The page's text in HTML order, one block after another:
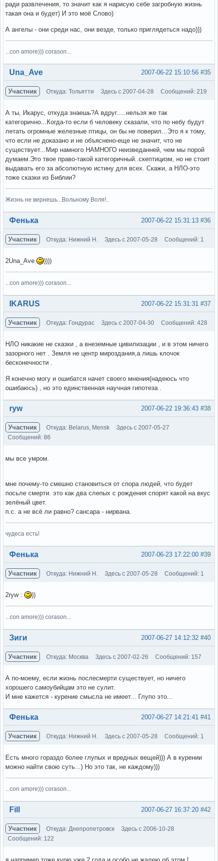
ради развлечения, то значит как я нарисую себе загробную жизнь
такая она и будет) И это моё Слово)
А ангелы - они среди нас, они везде, только приглядеться надо)))
...con amore))) corason...
Вне форума #35
2007-06-22 15:10:56
Una_Ave
Участник Откуда: Тольятти Здесь с 2007-04-28 Сообщений: 219
А ты, Икарус, откуда знаешь?А вдруг.....нельзя же так
категорично...Когда-то если б человеку сказали, что по небу будут
летать огромные железные птицы, он бы не поверил...Это я к тому,
что если не доказано и не объяснено-еще не значит, что не
существует...Мир намного НАМНОГО неизведанней, чем мы порой
думаем.Это твое право-такой категоричный..скептицизм, но не стоит
выдавать его за абсолютную истину для всех. Скажи, а НЛО-это
тоже сказки из Библии?
Жизнь не вернешь...Вольному Воля!..
Вне форума #36
2007-06-22 15:31:13
Фенька
Участник Откуда: Нижний Н. Здесь с 2007-05-28 Сообщений: 1
2Una_Ave ))))
...con amore))) corason...
Вне форума #37
2007-06-22 15:31:31
IKARUS
Участник Откуда: Гондурас Здесь с 2007-04-30 Сообщений: 428
НЛО никакие не сказки , а внеземные цивилизации , и в этом ничего
зазорного нет . Земля не центр мироздания,а лишь клочок
бесконечности .
Я конечно могу и ошибатся начет своего мнения(надеюсь что
ошибаюсь) , но это единственная научная гипотеза .
Вне форума #38
2007-06-22 19:36:43
ryw
Участник Откуда: Belarus, Mensk
Здесь с 2007-05-27
Сообщений: 86
мы все умром.
мне почему-то смешно становиться от спора людей, что будет
посьле смерти. это как два слепых с рождения спорят какой на вкус
зелёный цвет.
п.с. а не всё ли равно? сансара - нирвана.
чудеса есть!
Вне форума #39
2007-06-23 17:22:00
Фенька
Участник Откуда: Нижний Н. Здесь с 2007-05-28 Сообщений: 1
2ryw : ))
...con amore))) corason...
Вне форума #40
2007-06-27 14:12:32
Зиги
Участник Откуда: Москва Здесь с 2007-02-26 Сообщений: 157
А по-моему, если жизнь послесмерти существует, но ничего
хорошего самоубийцам это не сулит.
И мне кажется - курение смысла не имеет... Глупо это...
Вне форума #41
2007-06-27 14:21:41
Фенька
Участник Откуда: Нижний Н. Здесь с 2007-05-28 Сообщений: 1
Есть много гораздо более глупых и вредных вещей))) А в курении
можно найти свою суть...) Но это так, не каждому)))
...con amore))) corason...
Вне форума #42
2007-06-27 16:37:20
Fill
Участник Откуда: Днепропетровск
Здесь с 2006-10-28
Сообщений: 122